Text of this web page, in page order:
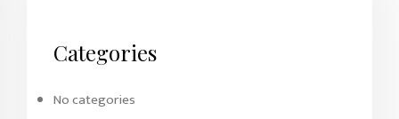
Categories
No categories